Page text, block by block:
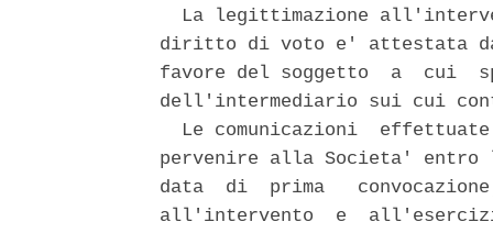
La legittimazione
diritto di voto e' attestata
favore del soggetto  a
dell'intermediario sui cui
Le comunicazioni
pervenire alla Societa' entro
data  di  prima
all'intervento  e